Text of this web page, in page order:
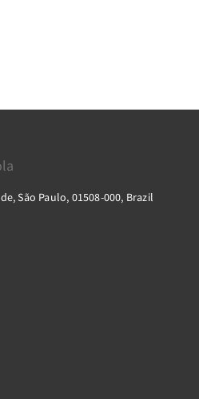
São Paulo, 01508-000, Brazil